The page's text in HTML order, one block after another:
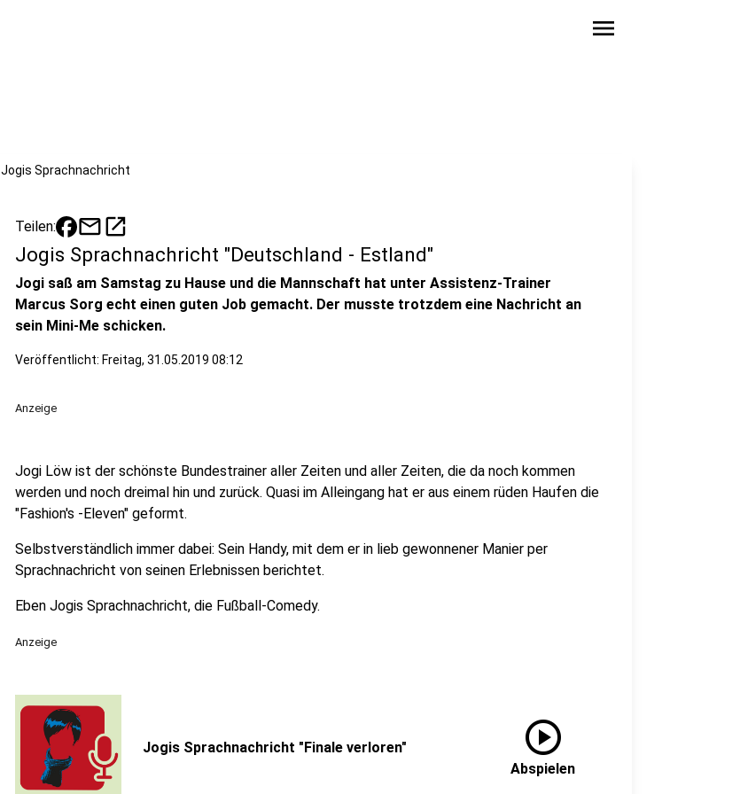
menu
Jogis Sprachnachricht
Teilen: mailopen_in_new
Jogis Sprachnachricht "Deutschland - Estland"
Jogi saß am Samstag zu Hause und die Mannschaft hat unter Assistenz-Trainer
Marcus Sorg echt einen guten Job gemacht. Der musste trotzdem eine Nachricht an
sein Mini-Me schicken.
Veröffentlicht: Freitag, 31.05.2019 08:12
Anzeige
Jogi Löw ist der schönste Bundestrainer aller Zeiten und aller Zeiten, die da noch kommen
werden und noch dreimal hin und zurück. Quasi im Alleingang hat er aus einem rüden Haufen die
"Fashion's -Eleven" geformt.
Selbstverständlich immer dabei: Sein Handy, mit dem er in lieb gewonnener Manier per
Sprachnachricht von seinen Erlebnissen berichtet.
Eben Jogis Sprachnachricht, die Fußball-Comedy.
Anzeige
Jogis Sprachnachricht "Finale verloren" play_circle
Abspielen